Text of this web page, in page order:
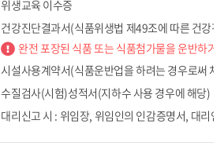
위생교육 이수증
건강진단결과서(식품위생법 제49조에 따른 건강
완전 포장된 식품 또는 식품첨가물을 운반하거
시설사용계약서(식품운반업을 하려는 경우로써
수질검사(시험)성적서(지하수 사용 경우에 해당)
대리신고 시 : 위임장, 위임인의 인감증명서, 대리인